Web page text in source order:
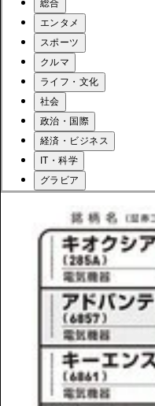
総合
エンタメ
スポーツ
クルマ
ライフ・文化
社会
政治・国際
経済・ビジネス
IT・科学
グラビア